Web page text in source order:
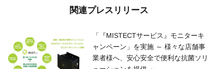
関連プレスリリース
「『MISTECTサービス』モニターキ
ャンペーン」を実施 ～ 様々な店舗事
業者様へ、安心安全で便利な抗菌ソリ